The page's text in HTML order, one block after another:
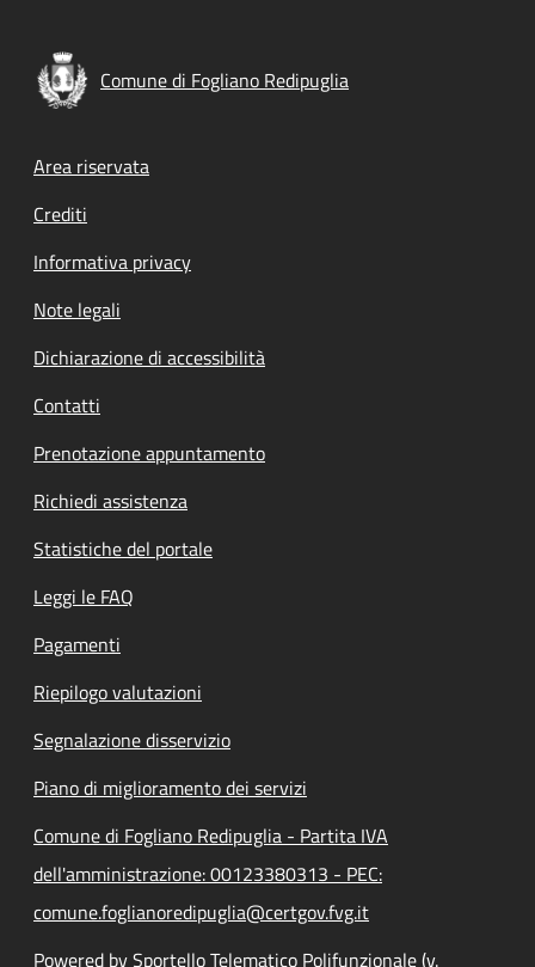
Comune di Fogliano Redipuglia
Footer menu
Area riservata
Crediti
Informativa privacy
Note legali
Dichiarazione di accessibilità
Contatti
Prenotazione appuntamento
Richiedi assistenza
Statistiche del portale
Leggi le FAQ
Pagamenti
Riepilogo valutazioni
Segnalazione disservizio
Piano di miglioramento dei servizi
Comune di Fogliano Redipuglia - Partita IVA
dell'amministrazione: 00123380313 - PEC:
comune.foglianoredipuglia@certgov.fvg.it
Powered by Sportello Telematico Polifunzionale (v.